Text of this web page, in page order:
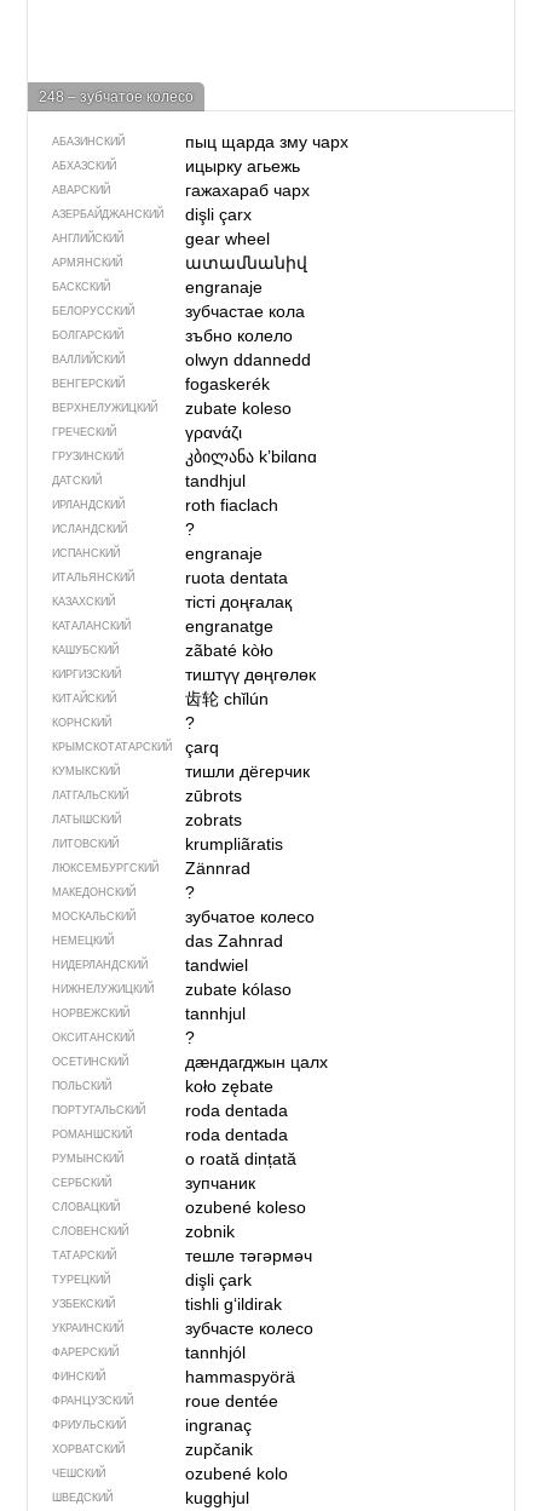
248 – зубчатое колесо
АБАЗИНСКИЙ пыц щарда зму чарх
АБХАЗСКИЙ ицырку агьежь
АВАРСКИЙ гажахараб чарх
АЗЕРБАЙДЖАН­СКИЙ dişli çarx
АНГЛИЙСКИЙ gear wheel
АРМЯНСКИЙ ատամնանիվ
БАСКСКИЙ engranaje
БЕЛОРУССКИЙ зубчастае кола
БОЛГАРСКИЙ зъбно колело
ВАЛЛИЙСКИЙ olwyn ddannedd
ВЕНГЕРСКИЙ fogaskerék
ВЕРХНЕЛУЖИЦКИЙ zubate koleso
ГРЕЧЕСКИЙ γρανάζι
ГРУЗИНСКИЙ კბილანა kʼbilɑnɑ
ДАТСКИЙ tandhjul
ИРЛАНДСКИЙ roth fiaclach
ИСЛАНДСКИЙ ?
ИСПАНСКИЙ engranaje
ИТАЛЬЯНСКИЙ ruota dentata
КАЗАХСКИЙ тісті доңғалақ
КАТАЛАНСКИЙ engranatge
КАШУБСКИЙ zãbaté kòło
КИРГИЗСКИЙ тиштүү дөңгөлөк
КИТАЙСКИЙ 齿轮chǐlún
КОРНСКИЙ ?
КРЫМСКО­ТАТАРСКИЙ çarq
КУМЫКСКИЙ тишли дёгерчик
ЛАТГАЛЬСКИЙ zūbrots
ЛАТЫШСКИЙ zobrats
ЛИТОВСКИЙ krumpliãratis
ЛЮКСЕМБУРГСКИЙ Zännrad
МАКЕДОНСКИЙ ?
МОСКАЛЬСКИЙ зубчатое колесо
НЕМЕЦКИЙ das Zahnrad
НИДЕРЛАНДСКИЙ tandwiel
НИЖНЕЛУЖИЦКИЙ zubate kólaso
НОРВЕЖСКИЙ tannhjul
ОКСИТАНСКИЙ ?
ОСЕТИНСКИЙ дӕндагджын цалх
ПОЛЬСКИЙ koło zębate
ПОРТУГАЛЬСКИЙ roda dentada
РОМАНШСКИЙ roda dentada
РУМЫНСКИЙ o roată dințată
СЕРБСКИЙ зупчаник
СЛОВАЦКИЙ ozubené koleso
СЛОВЕНСКИЙ zobnik
ТАТАРСКИЙ тешле тәгәрмәч
ТУРЕЦКИЙ dişli çark
УЗБЕКСКИЙ tishli g‘ildirak
УКРАИНСКИЙ зубчасте колесо
ФАРЕРСКИЙ tannhjól
ФИНСКИЙ hammaspyörä
ФРАНЦУЗСКИЙ roue dentée
ФРИУЛЬСКИЙ ingranaç
ХОРВАТСКИЙ zupčanik
ЧЕШСКИЙ ozubené kolo
ШВЕДСКИЙ kugghjul